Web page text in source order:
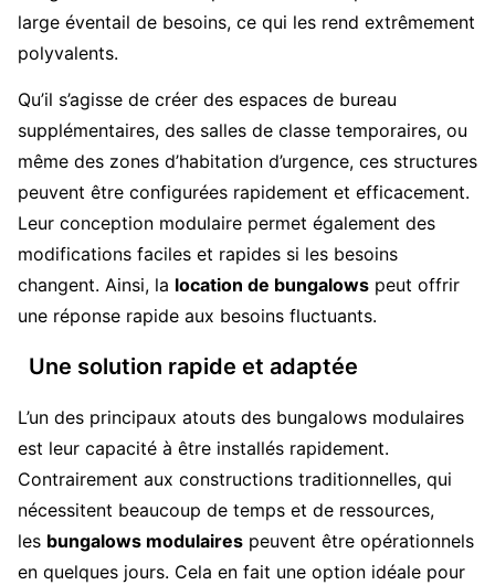
large éventail de besoins, ce qui les rend extrêmement
polyvalents.
Qu’il s’agisse de créer des espaces de bureau
supplémentaires, des salles de classe temporaires, ou
même des zones d’habitation d’urgence, ces structures
peuvent être configurées rapidement et efficacement.
Leur conception modulaire permet également des
modifications faciles et rapides si les besoins
changent. Ainsi, la location de bungalows peut offrir
une réponse rapide aux besoins fluctuants.
Une solution rapide et adaptée
L’un des principaux atouts des bungalows modulaires
est leur capacité à être installés rapidement.
Contrairement aux constructions traditionnelles, qui
nécessitent beaucoup de temps et de ressources,
les bungalows modulaires peuvent être opérationnels
en quelques jours. Cela en fait une option idéale pour